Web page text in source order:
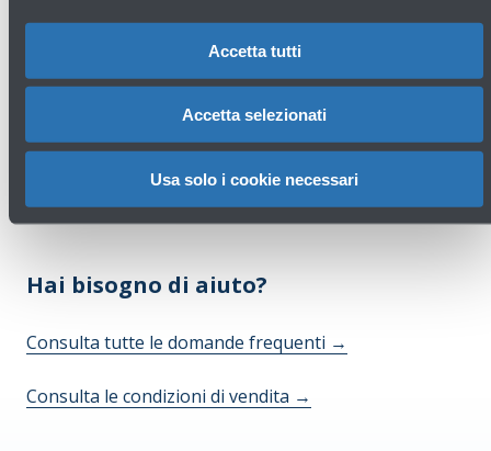
Accetta tutti
Accetta selezionati
Usa solo i cookie necessari
Avanti
Hai bisogno di aiuto?
Consulta tutte le domande frequenti →
Consulta le condizioni di vendita →